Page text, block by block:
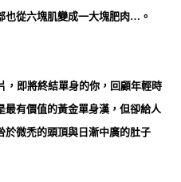
也從六塊肌變成一大塊肥肉…。
即將終結單身的你，回顧年輕時
最有價值的黃金單身漢，但卻給人
於微禿的頭頂與日漸中廣的肚子